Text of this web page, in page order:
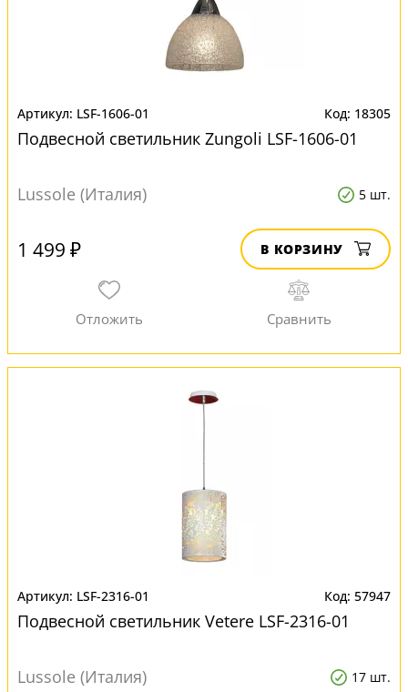
LSF-1606-01 18305
Подвесной светильник Zungoli LSF-1606-01
Lussole (Италия) 5 шт.
1 499 ₽ В КОРЗИНУ
LSF-2316-01 57947
Подвесной светильник Vetere LSF-2316-01
Lussole (Италия) 17 шт.